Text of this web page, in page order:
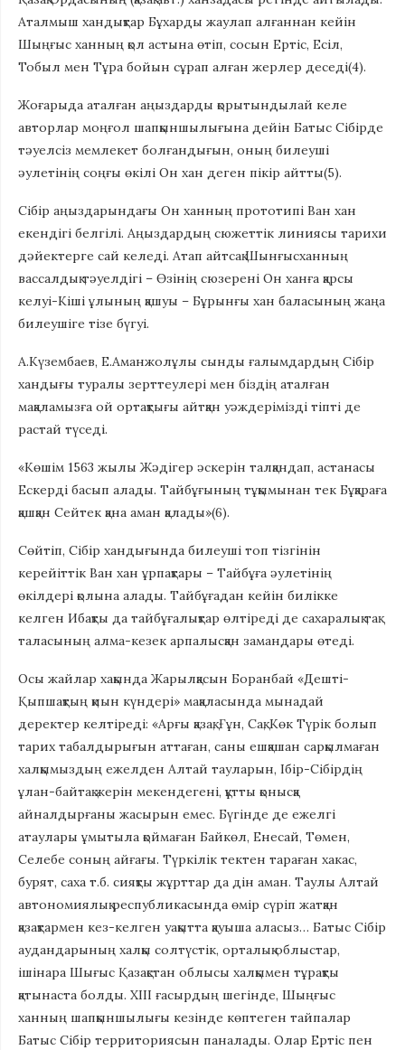
Аталмыш хандықтар Бұхарды жаулап алғаннан кейін
Шыңғыс ханның қол астына өтіп, сосын Ертіс, Есіл,
Тобыл мен Тұра бойын сұрап алған жерлер деседі(4).
Жоғарыда аталған аңыздарды қорытындылай келе
авторлар моңғол шапқыншылығына дейін Батыс Сібірде
тәуелсіз мемлекет болғандығын, оның билеуші
әулетінің соңғы өкілі Он хан деген пікір айтты(5).
Сібір аңыздарындағы Он ханның прототипі Ван хан
екендігі белгілі. Аңыздардың сюжеттік линиясы тарихи
дәйектерге сай келеді. Атап айтсақ Шынғысханның
вассалдық тәуелдігі – Өзінің сюзерені Он ханға қарсы
келуі-Кіші ұлының қашуы – Бұрынғы хан баласының жаңа
билеушіге тізе бүгуі.
А.Күзембаев, Е.Аманжолұлы сынды ғалымдардың Сібір
хандығы туралы зерттеулері мен біздің аталған
мақаламызға ой ортақтығы айтқан уәждерімізді тіпті де
растай түседі.
«Көшім 1563 жылы Жәдігер әскерін талқандап, астанасы
Ескерді басып алады. Тайбұғының тұқымынан тек Бұқараға
қашқан Сейтек қана аман қалады»(6).
Сөйтіп, Сібір хандығында билеуші топ тізгінін
керейіттік Ван хан ұрпақтары – Тайбұға әулетінің
өкілдері қолына алады. Тайбұғадан кейін билікке
келген Ибақты да тайбұғалықтар өлтіреді де сахаралық тақ
таласының алма-кезек арпалысқан замандары өтеді.
Осы жайлар хақында Жарылқасын Боранбай «Дешті-
Қыпшақтың қиын күндері» мақаласында мынадай
деректер келтіреді: «Арғы қазақ, Ғұн, Сақ, Көк Түрік болып
тарих табалдырығын аттаған, саны ешқашан сарқылмаған
халқымыздың ежелден Алтай тауларын, Ібір-Сібірдің
ұлан-байтақ жерін мекендегені, құтты қонысқа
айналдырғаны жасырын емес. Бүгінде де ежелгі
атаулары ұмытыла қоймаған Байкөл, Енесай, Төмен,
Селебе соның айғағы. Түркілік тектен тараған хакас,
бурят, саха т.б. сияқты жұрттар да дін аман. Таулы Алтай
автономиялық республикасында өмір сүріп жатқан
қазақтармен кез-келген уақытта қауыша аласыз… Батыс Сібір
аудандарының халқы солтүстік, орталық облыстар,
ішінара Шығыс Қазақстан облысы халқымен тұрақты
қатынаста болды. ХІІІ ғасырдың шегінде, Шыңғыс
ханның шапқыншылығы кезінде көптеген тайпалар
Батыс Сібір территориясын паналады. Олар Ертіс пен